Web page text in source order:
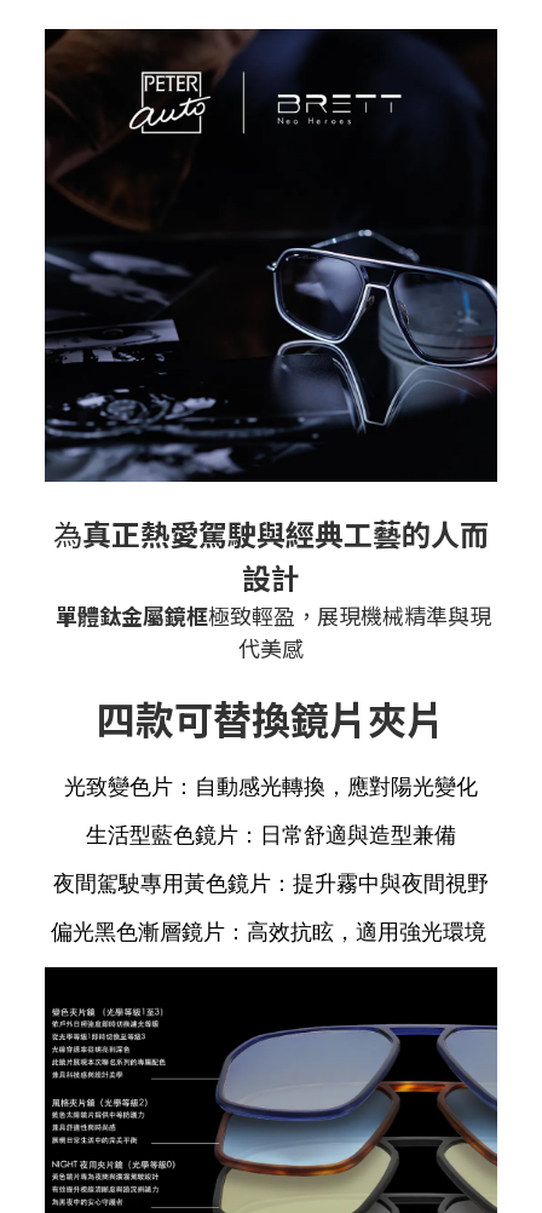
為真正熱愛駕駛與經典工藝的人而
設計
單體鈦金屬鏡框極致輕盈，展現機械精準與現
代美感
四款可替換鏡片夾片
光致變色片 ：自動感光轉換，應對陽光變化
生活型藍色鏡片 ：日常舒適與造型兼備
夜間駕駛專用黃色鏡片 ：提升霧中與夜間視野
偏光黑色漸層鏡片 ：高效抗眩，適用強光環境